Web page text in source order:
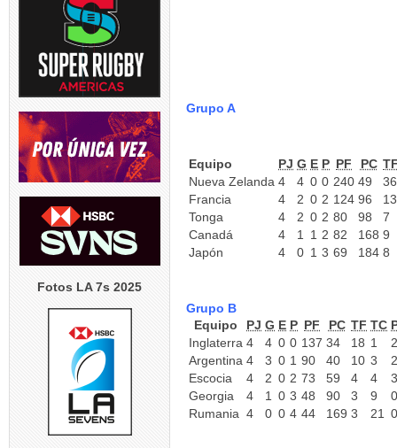
Fotos LA 7s 2025
Grupo A
Equipo PJ G E P PF PC
Nueva Zelanda 4 4 0 0 240 49
36
Francia
4 2 0 2 124 96
13
Tonga
4 2 0 2 80 98
7
Canadá
4 1 1 2 82 168 9
Japón
4 0 1 3 69 184 8
Grupo B
Equipo
PJ G E P PF PC TF TC
Inglaterra 4 4 0 0 137 34 18 1
2
Argentina 4 3 0 1 90 40 10 3
2
Escocia
4 2 0 2 73 59 4 4
3
Georgia
4 1 0 3 48 90 3 9
0
Rumania 4 0 0 4 44 169 3 21 0